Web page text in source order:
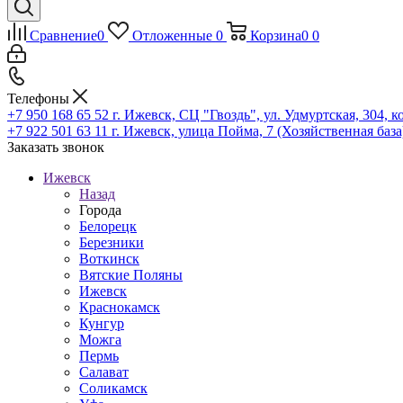
Сравнение0 Отложенные 0 Корзина0 0
Телефоны
+7 950 168 65 52 г. Ижевск, СЦ "Гвоздь", ул. Удмуртская, 304,
+7 922 501 63 11 г. Ижевск, улица Пойма, 7 (Хозяйственная
Заказать звонок
Ижевск
Назад
Города
Белорецк
Березники
Воткинск
Вятские Поляны
Ижевск
Краснокамск
Кунгур
Можга
Пермь
Салават
Соликамск